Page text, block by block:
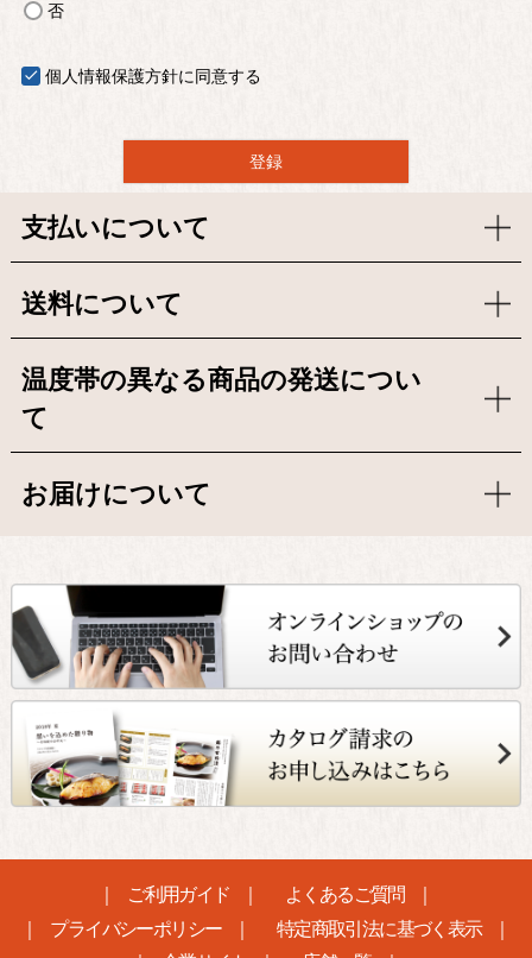
否
個人情報保護方針に同意する
登録
支払いについて
送料について
温度帯の異なる商品の発送につい
て
お届けについて
ご利用ガイド
よくあるご質問
プライバシーポリシー
特定商取引法に基づく表示